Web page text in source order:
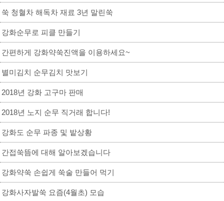
쑥 청혈차 해독차 재료 3년 말린쑥
강화순무로 피클 만들기
간편하게 강화약쑥진액을 이용하세요~
별미김치 순무김치 맛보기
2018년 강화 고구마 판매
2018년 노지 순무 직거래 합니다!
강화도 순무 파종 및 밭상황
간접쑥뜸에 대해 알아보겠습니다
강화약쑥 손쉽게 쑥술 만들어 먹기
강화사자발쑥 요즘(4월초) 모습